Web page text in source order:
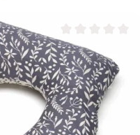
Valutazione